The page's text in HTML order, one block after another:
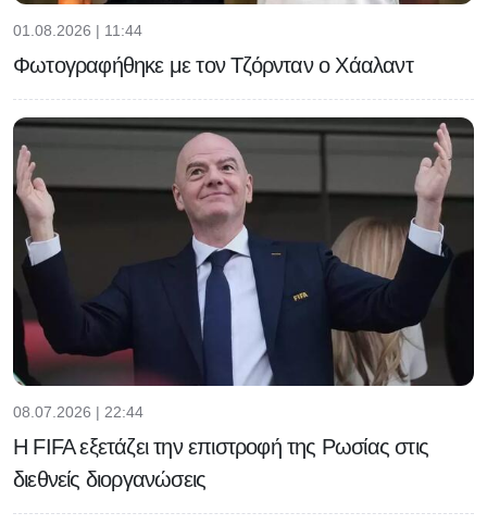
01.08.2026 | 11:44
Φωτογραφήθηκε με τον Τζόρνταν ο Χάαλαντ
08.07.2026 | 22:44
Η FIFA εξετάζει την επιστροφή της Ρωσίας στις
διεθνείς διοργανώσεις